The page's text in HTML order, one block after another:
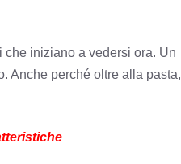
che iniziano a vedersi ora. Un
Anche perché oltre alla pasta,